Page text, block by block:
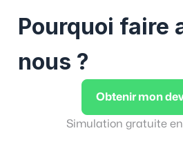
Pourquoi faire
nous ?
Obtenir mon
Simulation gratuite